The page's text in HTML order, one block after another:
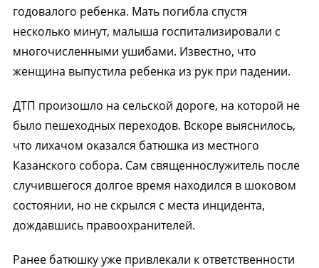
годовалого ребенка. Мать погибла спустя
несколько минут, малыша госпитализировали с
многочисленными ушибами. Известно, что
женщина выпустила ребенка из рук при падении.
ДТП произошло на сельской дороге, на которой не
было пешеходных переходов. Вскоре выяснилось,
что лихачом оказался батюшка из местного
Казанского собора. Сам священнослужитель после
случившегося долгое время находился в шоковом
состоянии, но не скрылся с места инцидента,
дождавшись правоохранителей.
Ранее батюшку уже привлекали к ответственности